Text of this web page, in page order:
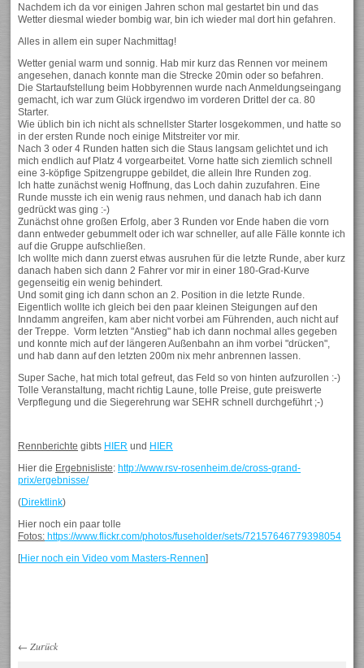
Nachdem ich da vor einigen Jahren schon mal gestartet bin und das
Wetter diesmal wieder bombig war, bin ich wieder mal dort hin gefahren.
Alles in allem ein super Nachmittag!
Wetter genial warm und sonnig. Hab mir kurz das Rennen vor meinem
angesehen, danach konnte man die Strecke 20min oder so befahren.
Die Startaufstellung beim Hobbyrennen wurde nach Anmeldungseingang
gemacht, ich war zum Glück irgendwo im vorderen Drittel der ca. 80
Starter.
Wie üblich bin ich nicht als schnellster Starter losgekommen, und hatte so
in der ersten Runde noch einige Mitstreiter vor mir.
Nach 3 oder 4 Runden hatten sich die Staus langsam gelichtet und ich
mich endlich auf Platz 4 vorgearbeitet. Vorne hatte sich ziemlich schnell
eine 3-köpfige Spitzengruppe gebildet, die allein Ihre Runden zog.
Ich hatte zunächst wenig Hoffnung, das Loch dahin zuzufahren. Eine
Runde musste ich ein wenig raus nehmen, und danach hab ich dann
gedrückt was ging :-)
Zunächst ohne großen Erfolg, aber 3 Runden vor Ende haben die vorn
dann entweder gebummelt oder ich war schneller, auf alle Fälle konnte ich
auf die Gruppe aufschließen.
Ich wollte mich dann zuerst etwas ausruhen für die letzte Runde, aber kurz
danach haben sich dann 2 Fahrer vor mir in einer 180-Grad-Kurve
gegenseitig ein wenig behindert.
Und somit ging ich dann schon an 2. Position in die letzte Runde.
Eigentlich wollte ich gleich bei den paar kleinen Steigungen auf den
Inndamm angreifen, kam aber nicht vorbei am Führenden, auch nicht auf
der Treppe. Vorm letzten "Anstieg" hab ich dann nochmal alles gegeben
und konnte mich auf der längeren Außenbahn an ihm vorbei "drücken",
und hab dann auf den letzten 200m nix mehr anbrennen lassen.
Super Sache, hat mich total gefreut, das Feld so von hinten aufzurollen :-)
Tolle Veranstaltung, macht richtig Laune, tolle Preise, gute preiswerte
Verpflegung und die Siegerehrung war SEHR schnell durchgeführt ;-)
Rennberichte gibts HIER und HIER
Hier die Ergebnisliste:http://www.rsv-rosenheim.de/cross-grand-
prix/ergebnisse/
(Direktlink)
Hier noch ein paar tolle
Fotos: https://www.flickr.com/photos/fuseholder/sets/72157646779398054
[Hier noch ein Video vom Masters-Rennen]
← Zurück